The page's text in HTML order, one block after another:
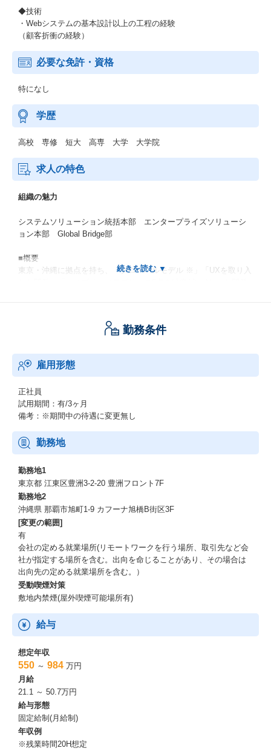
◆技術
・Webシステムの基本設計以上の工程の経験
（顧客折衝の経験）
必要な免許・資格
特になし
学歴
高校 専修 短大 高専 大学 大学院
求人の特色
組織の魅力
システムソリューション統括本部 エンタープライズソリューシ
ョン本部 Global Bridge部
■概要
東京・沖縄に拠点を持ち、「グローバルモデル ※」「UXを取り入
プライム案件においてグローバルモデルの中核を担うPL及びブリ
※グローバルモデルとは、当部の東京、当部の沖縄、ベトナムの
子会社と連携して、グローバル化に対応したコミュニケーション
手段（ICT／英語）の活用により、地域を気にせず個人の特性・能
力を活かせるプロジェクトチームをネットワーク上に構築し、シ
ステム開発を行う手法。
働く環境
【残業】
システムソリューション事業部のデリバリ部門は年平均19時間程
度に抑制されておりますが、上司と共有する勤怠管理・仕事可視
化のツールを使用して、チームで労働マネジメントを行います。
これにより、単に抑制するだけでない、メリハリのついたエンジ
ニアファーストの労マネを実現しております。
【リモートワーク・オフィスワーク】
同社はアフターコロナ含めてリモートワークを「推奨」しており
ます。
プロジェクトによってリモートワークの比率は変わるものの、週3
日以上在宅勤務を実施している社員は8割程度で、リモートワーク
に対する会社の理解、1日当たり250円の在宅勤務手当、各種機器
の貸与など充実した支援制度があります。
一方、人によってオフィスで働きたい方も一定数おり、その方は
フリーアドレスの快適なカフェのような環境でワークしておりま
す。
同社はセルフマネジメントで取得が取り易い風土で、ここ３年程
度の有給休暇取得日数は平均11日です。
何と試用期間中から利用が可能です。
【出産・育児】
男女を問わず、育児・出産のための制度支援ならびに文化風土と
勤務条件
雇用形態
正社員
試用期間：有/3ヶ月
備考：※期間中の待遇に変更無し
勤務地
勤務地1
東京都 江東区豊洲3-2-20 豊洲フロント7F
勤務地2
沖縄県 那覇市旭町1-9 カフーナ旭橋B街区3F
[変更の範囲]
有
会社の定める就業場所(リモートワークを行う場所、取引先など会
社が指定する場所を含む。出向を命じることがあり、その場合は
出向先の定める就業場所を含む。）
受動喫煙対策
敷地内禁煙(屋外喫煙可能場所有)
給与
想定年収
550 ～ 984 万円
月給
21.1 ～ 50.7万円
給与形態
固定給制(月給制)
年収例
※残業時間20H想定